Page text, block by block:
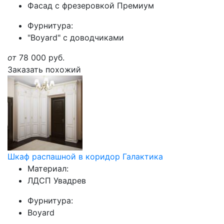
Фасад с фрезеровкой Премиум
Фурнитура:
"Boyard" с доводчиками
от 78 000 руб.
Заказать похожий
Шкаф распашной в коридор Галактика
Материал:
ЛДСП Увадрев
Фурнитура:
Boyard